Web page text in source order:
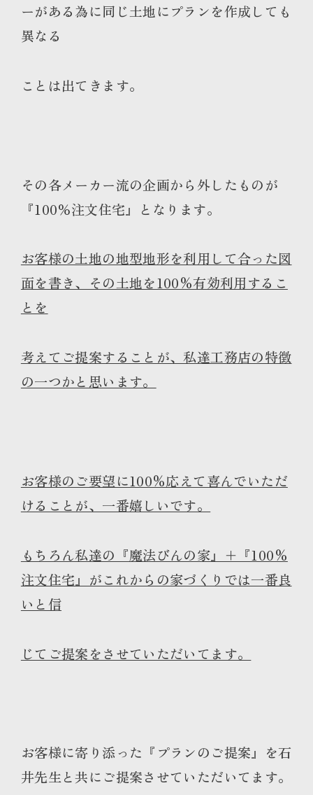
ーがある為に同じ土地にプランを作成しても
異なる
ことは出てきます。
その各メーカー流の企画から外したものが
『100％注文住宅』となります。
お客様の土地の地型地形を利用して合った図
面を書き、その土地を100%有効利用するこ
とを
考えてご提案することが、私達工務店の特徴
の一つかと思います。
お客様のご要望に100%応えて喜んでいただ
けることが、一番嬉しいです。
もちろん私達の『魔法びんの家』＋『100%
注文住宅』がこれからの家づくりでは一番良
いと信
じてご提案をさせていただいてます。
お客様に寄り添った『プランのご提案』を石
井先生と共にご提案させていただいてます。